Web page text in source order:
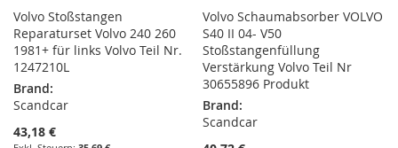
Volvo Stoßstangen
Reparaturset Volvo 240 260
1981+ für links Volvo Teil Nr.
1247210L
Brand:
Scandcar
43,18 €
Volvo Schaumabsorber VOLVO
S40 II 04- V50
Stoßstangenfüllung
Verstärkung Volvo Teil Nr
30655896 Produkt
Brand:
Scandcar